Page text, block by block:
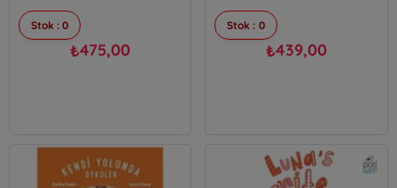
Stok : 0
₺475,00
Stok : 0
₺439,00